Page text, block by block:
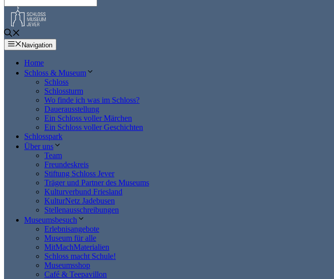
Navigation
Home
Schloss & Museum
Schloss
Schlossturm
Wo finde ich was im Schloss?
Dauerausstellung
Ein Schloss voller Märchen
Ein Schloss voller Geschichten
Schlosspark
Über uns
Team
Freundeskreis
Stiftung Schloss Jever
Träger und Partner des Museums
Kulturverbund Friesland
KulturNetz Jadebusen
Stellenausschreibungen
Museumsbesuch
Erlebnisangebote
Museum für alle
MitMachMaterialien
Schloss macht Schule!
Museumsshop
Café & Teepavillon